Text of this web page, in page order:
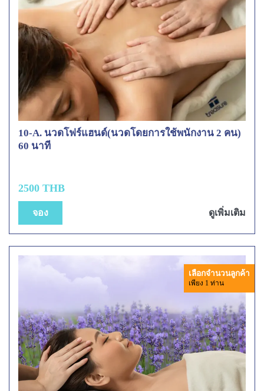
10-A. นวดโฟร์แฮนด์(นวดโดยการใช้พนักงาน 2 คน)
60 นาที
2500 THB
จอง ดูเพิ่มเติม
เลือกจำนวนลูกค้า
เพียง 1 ท่าน